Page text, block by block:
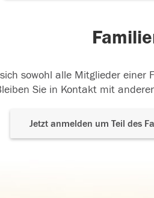
sowohl alle Mitglieder
Sie in Kontakt mit
Jetzt anmelden um Teil des